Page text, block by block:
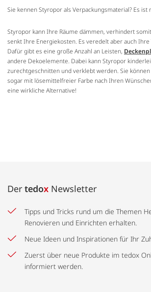
Sie kennen Styropor als Verpackungsmaterial? Es ist
Styropor kann Ihre Räume dämmen, verhindert
senkt Ihre Energiekosten. Es veredelt aber auch Ihre
Dafür gibt es eine große Anzahl an Leisten,
andere Dekoelemente. Dabei kann Styropor
zurechtgeschnitten und verklebt werden. Sie
sogar mit lösemittelfreier Farbe nach Ihren
eine wirkliche Alternative!
Der tedox Newsletter
Tipps und Tricks rund um die Themen
Renovieren und Einrichten erhalten.
Neue Ideen und Inspirationen für Ihr
Zuerst über neue Produkte im tedox
informiert werden.